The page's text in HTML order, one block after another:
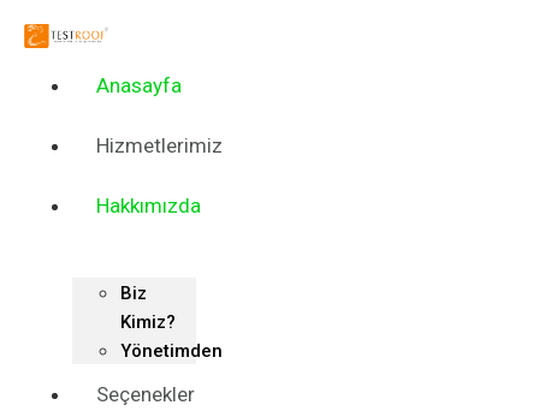
Anasayfa
Hizmetlerimiz
Hakkımızda
Biz
Kimiz?
Yönetimden
Seçenekler